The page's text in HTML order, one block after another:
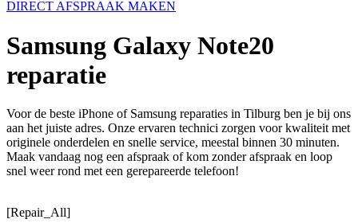
DIRECT AFSPRAAK MAKEN
Samsung Galaxy Note20
reparatie
Voor de beste iPhone of Samsung reparaties in Tilburg ben je bij ons
aan het juiste adres. Onze ervaren technici zorgen voor kwaliteit met
originele onderdelen en snelle service, meestal binnen 30 minuten.
Maak vandaag nog een afspraak of kom zonder afspraak en loop
snel weer rond met een gerepareerde telefoon!
[Repair_All]